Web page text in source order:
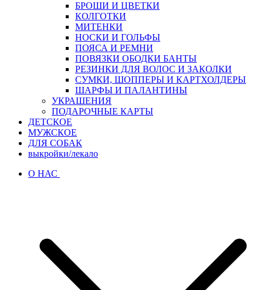
БРОШИ И ЦВЕТКИ
КОЛГОТКИ
МИТЕНКИ
НОСКИ И ГОЛЬФЫ
ПОЯСА И РЕМНИ
ПОВЯЗКИ ОБОДКИ БАНТЫ
РЕЗИНКИ ДЛЯ ВОЛОС И ЗАКОЛКИ
СУМКИ, ШОППЕРЫ И КАРТХОЛДЕРЫ
ШАРФЫ И ПАЛАНТИНЫ
УКРАШЕНИЯ
ПОДАРОЧНЫЕ КАРТЫ
ДЕТСКОЕ
МУЖСКОЕ
ДЛЯ СОБАК
выкройки/лекало
О НАС